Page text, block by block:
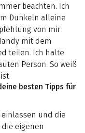
beachten. Ich
Dunkeln alleine
von mir:
mit dem
teilen. Ich halte
Person. So weiß
besten Tipps für
und die
die eigenen